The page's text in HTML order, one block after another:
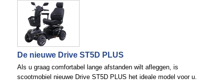
De nieuwe Drive ST5D PLUS
Als u graag comfortabel lange afstanden wilt afleggen, is
scootmobiel nieuwe Drive ST5D PLUS het ideale model voor u.